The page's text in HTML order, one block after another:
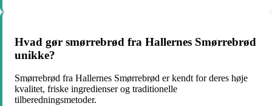
Hvad gør smørrebrød fra Hallernes Smørrebrød
unikke?
Smørrebrød fra Hallernes Smørrebrød er kendt for deres høje
kvalitet, friske ingredienser og traditionelle
tilberedningsmetoder.